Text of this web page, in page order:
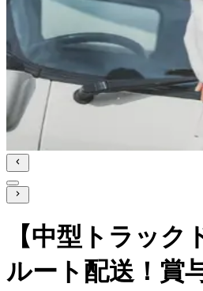
【中型トラック
ルート配送！賞